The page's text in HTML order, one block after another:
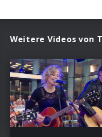
Weitere Videos von